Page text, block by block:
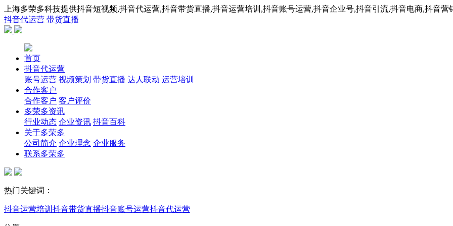
上海多荣多科技提供抖音短视频,抖音代运营,抖音带货直播,抖音运营培训,抖音账号运营,抖音企业号,抖音引流,抖音电商,抖音营
抖音代运营 带货直播
首页
抖音代运营
账号运营 视频策划 带货直播 达人联动 运营培训
合作客户
合作客户 客户评价
多荣多资讯
行业动态 企业资讯 抖音百科
关于多荣多
公司简介 企业理念 企业服务
联系多荣多
热门关键词：
抖音运营培训 抖音带货直播抖音账号运营抖音代运营